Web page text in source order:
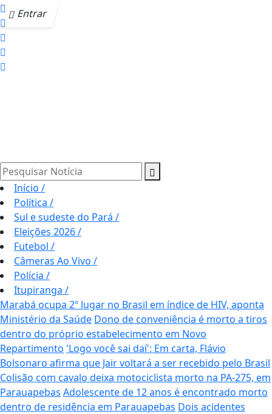
Entrar
Pesquisar Notícia
Início /
Política /
Sul e sudeste do Pará /
Eleições 2026/
Futebol /
Câmeras Ao Vivo /
Polícia /
Itupiranga /
Marabá ocupa 2º lugar no Brasil em índice de HIV, aponta
Ministério da Saúde Dono de conveniência é morto a tiros
dentro do próprio estabelecimento em Novo
Repartimento 'Logo você sai daí': Em carta, Flávio
Bolsonaro afirma que Jair voltará a ser recebido pelo Brasil
Colisão com cavalo deixa motociclista morto na PA-275, em
Parauapebas Adolescente de 12 anos é encontrado morto
dentro de residência em Parauapebas Dois acidentes